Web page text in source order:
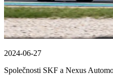
2024-06-27
Společnosti SKF a Nexus